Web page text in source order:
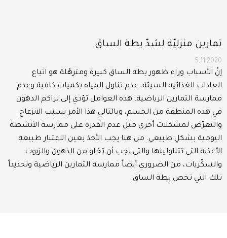
تمارين منزليّة لشدّ بطة الساق
5.11.2020
إنّ الأسباب وراء ظهور بطة الساق كبيرة ومترهّلة هو اتباع
العادات الغذائية السيئة، عدم تناول المياه بكميات كافية وعدم
ممارسة التمارين الرياضية. هذه العوامل تؤدي إلى تراكم الدهون
في هذه المنطقة من الجسم، وبالتالي هذا الأمر يسبب الانزعاج
والتعرّض لمشكلات أخرى مثل عدم القدرة على ممارسة الأنشطة
اليومية بشكلِ طبيعي. من هنا يجب الأخذ بعين الاعتبار طبيعة
الأغذية التي تتناولينها والتي يجب أن تخلو من الدهون والزيوت
والسكّريات، من الضروري أيضاً ممارسة التمارين الرياضية وتحديداً
تلك التي تخص بطة الساق.